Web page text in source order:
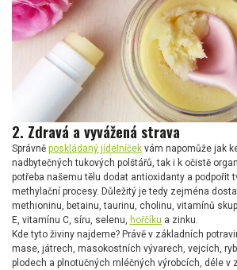
2. Zdravá a vyvážená strava
Správně poskládaný jídelníček vám napomůže jak
nadbytečných tukových polštářů, tak i k očistě
potřeba našemu tělu dodat antioxidanty a podpořit
methylační procesy. Důležitý je tedy zejména
methioninu, betainu, taurinu, cholinu, vitamínů
E, vitamínu C, síru, selenu, hořčíku a zinku.
Kde tyto živiny najdeme? Právě v základních
mase, játrech, masokostních vývarech, vejcích,
plodech a plnotučných mléčných výrobcích, déle v